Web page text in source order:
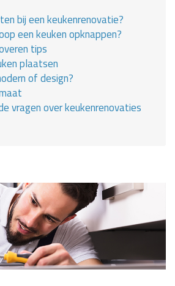
bij een keukenrenovatie?
een keuken opknappen?
tips
plaatsen
of design?
vragen over keukenrenovaties